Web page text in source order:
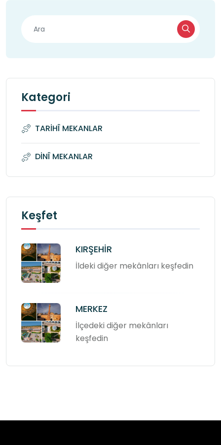
Kategori
TARİHÎ MEKANLAR
DİNÎ MEKANLAR
Keşfet
KIRŞEHİR
İldeki diğer mekânları keşfedin
MERKEZ
İlçedeki diğer mekânları
keşfedin